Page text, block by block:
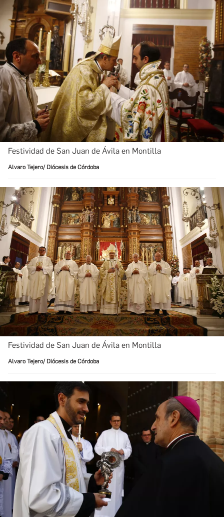
Festividad de San Juan de Ávila en Montilla
Alvaro Tejero/ Diócesis de Córdoba
Festividad de San Juan de Ávila en Montilla
Alvaro Tejero/ Diócesis de Córdoba